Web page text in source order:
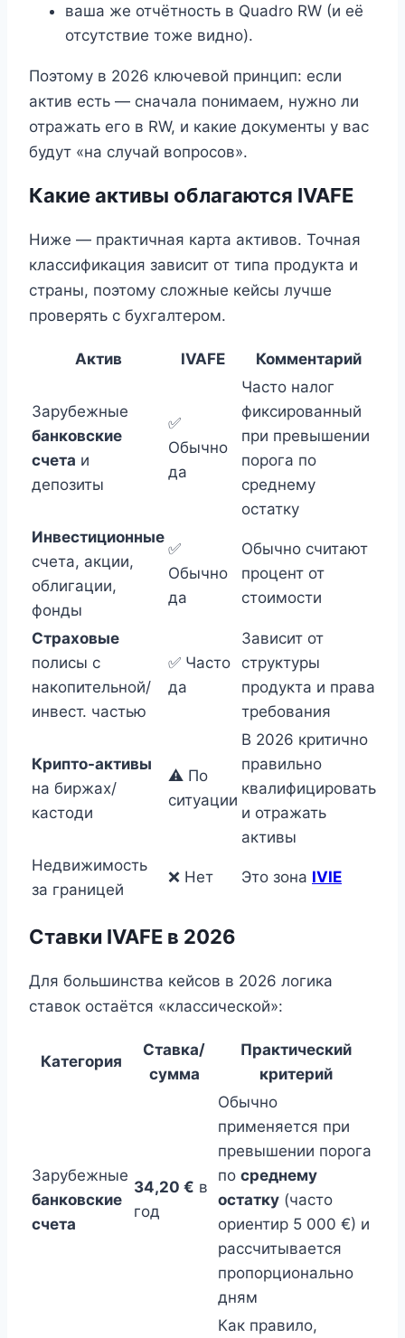
ваша же отчётность в Quadro RW (и её
отсутствие тоже видно).
Поэтому в 2026 ключевой принцип: если
актив есть — сначала понимаем, нужно ли
отражать его в RW, и какие документы у вас
будут «на случай вопросов».
Какие активы облагаются IVAFE
Ниже — практичная карта активов. Точная
классификация зависит от типа продукта и
страны, поэтому сложные кейсы лучше
проверять с бухгалтером.
Актив IVAFE Комментарий
Зарубежные
банковские
счета и
депозиты
✅
Обычно
да
Часто налог
фиксированный
при превышении
порога по
среднему
остатку
Инвестиционные
счета, акции,
облигации,
фонды
✅
Обычно
да
Обычно считают
процент от
стоимости
Страховые
полисы с
накопительной/
инвест. частью
✅ Часто
да
Зависит от
структуры
продукта и права
требования
Крипто-активы
на биржах/
кастоди
⚠️ По
ситуации
В 2026 критично
правильно
квалифицировать
и отражать
активы
Недвижимость
за границей
❌ Нет Это зона IVIE
Ставки IVAFE в 2026
Для большинства кейсов в 2026 логика
ставок остаётся «классической»:
Категория
Ставка/
сумма
Практический
критерий
Зарубежные
банковские
счета
34,20 € в
год
Обычно
применяется при
превышении порога
по среднему
остатку (часто
ориентир 5 000 €) и
рассчитывается
пропорционально
дням
Как правило,